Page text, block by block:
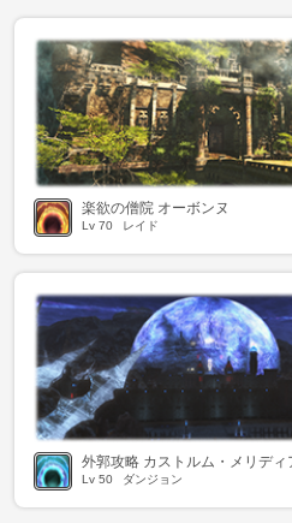
楽欲の僧院 オーボンヌ
Lv 70 レイド
外郭攻略 カストルム・メリディ
Lv 50 ダンジョン